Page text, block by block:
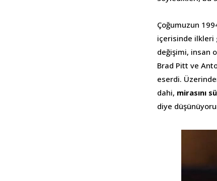
Çoğumuzun
içerisinde ilkleri
değişimi, insan
Brad Pitt ve
eserdi.
dahi, mirasını
diye